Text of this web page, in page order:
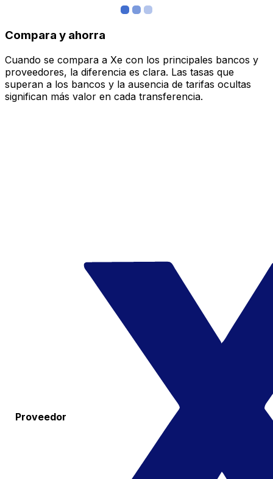
Compara y ahorra
Cuando se compara a Xe con los principales bancos y
proveedores, la diferencia es clara. Las tasas que
superan a los bancos y la ausencia de tarifas ocultas
significan más valor en cada transferencia.
Proveedor